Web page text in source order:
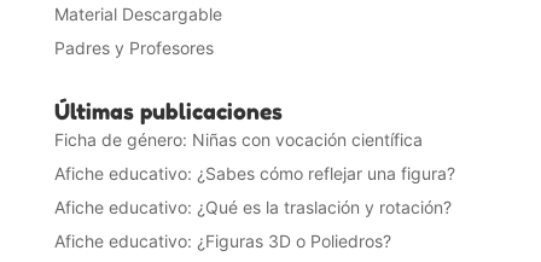
Material Descargable
Padres y Profesores
Últimas publicaciones
Ficha de género: Niñas con vocación científica
Afiche educativo: ¿Sabes cómo reflejar una figura?
Afiche educativo: ¿Qué es la traslación y rotación?
Afiche educativo: ¿Figuras 3D o Poliedros?